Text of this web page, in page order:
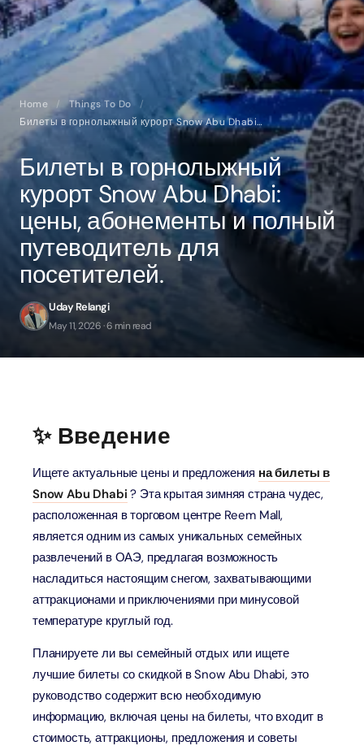
Home / Things To Do
/
Билеты в горнолыжный курорт Snow Abu Dhabi: цены, абонементы и полный путеводитель для посетителей.
Билеты в горнолыжный
курорт Snow Abu Dhabi:
цены, абонементы и полный
путеводитель для
посетителей.
Uday Relangi
May 11, 2026 · 6 min read
✨ Введение
Ищете актуальные цены и предложения на билеты в
Snow Abu Dhabi ? Эта крытая зимняя страна чудес,
расположенная в торговом центре Reem Mall,
является одним из самых уникальных семейных
развлечений в ОАЭ, предлагая возможность
насладиться настоящим снегом, захватывающими
аттракционами и приключениями при минусовой
температуре круглый год.
Планируете ли вы семейный отдых или ищете
лучшие билеты со скидкой в ​​Snow Abu Dhabi, это
руководство содержит всю необходимую
информацию, включая цены на билеты, что входит в
стоимость, аттракционы, предложения и советы